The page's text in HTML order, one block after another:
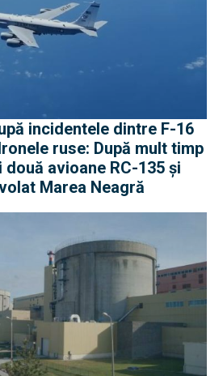
incidentele dintre F-16
ruse: După mult timp
două avioane RC-135 și
Marea Neagră